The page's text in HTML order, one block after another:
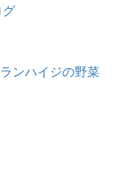
ンハイジの野菜